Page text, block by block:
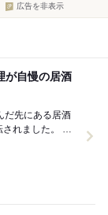
広告を非表示
が自慢の居酒